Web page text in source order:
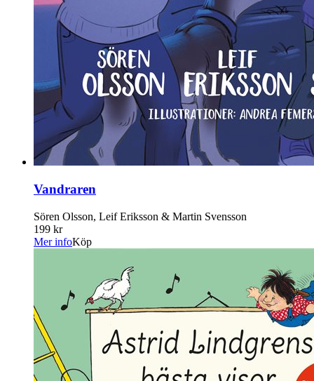
Vandraren
Sören Olsson, Leif Eriksson & Martin Svensson
199 kr
Mer infoKöp